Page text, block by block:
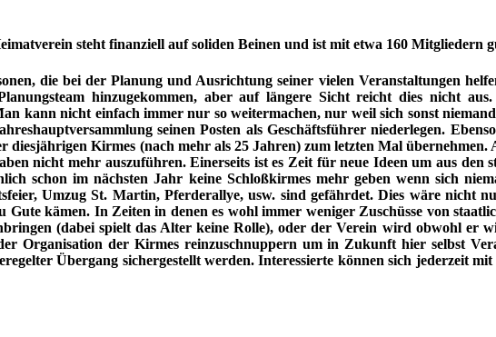
steht finanziell auf soliden Beinen und ist mit etwa 160 Mitgliedern
die bei der Planung und Ausrichtung seiner vielen Veranstaltungen
hinzugekommen, aber auf längere Sicht reicht dies nicht
kann nicht einfach immer nur so weitermachen, nur weil sich sonst
seinen Posten als Geschäftsführer niederlegen.
diesjährigen Kirmes (nach mehr als 25 Jahren) zum letzten Mal
nicht mehr auszuführen. Einerseits ist es Zeit für neue Ideen um aus
schon im nächsten Jahr keine Schloßkirmes mehr geben wenn sich
Umzug St. Martin, Pferderallye, usw. sind gefährdet. Dies wäre nicht
Gute kämen. In Zeiten in denen es wohl immer weniger Zuschüsse von
(dabei spielt das Alter keine Rolle), oder der Verein wird obwohl er
Organisation der Kirmes reinzuschnuppern um in Zukunft hier selbst
Übergang sichergestellt werden. Interessierte können sich jederzeit